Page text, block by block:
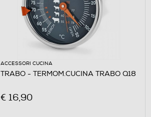
ACCESSORI CUCINA
TRABO - TERMOM.CUCINA TRABO Q18
€ 16,90